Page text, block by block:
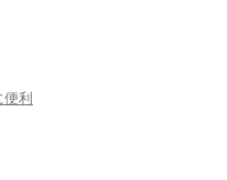
利